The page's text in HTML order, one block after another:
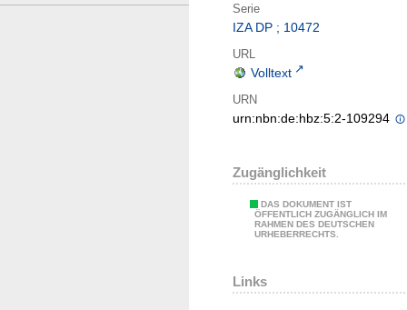
Serie
IZA DP ; 10472
URL
Volltext
URN
urn:nbn:de:hbz:5:2-109294
Zugänglichkeit
DAS DOKUMENT IST
ÖFFENTLICH ZUGÄNGLICH IM
RAHMEN DES DEUTSCHEN
URHEBERRECHTS.
Links